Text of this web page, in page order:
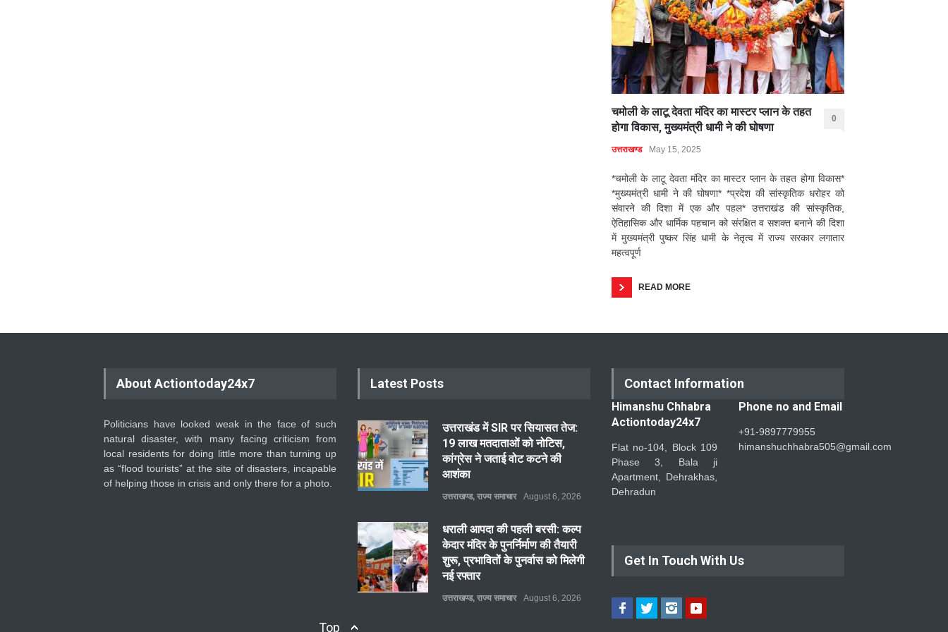
चमोली के लाटू देवता मंदिर का मास्टर प्लान के तहत
होगा विकास, मुख्यमंत्री धामी ने की घोषणा
0
उत्तराखण्ड May 15, 2025
*चमोली के लाटू देवता मंदिर का मास्टर प्लान के तहत होगा विकास*
*मुख्यमंत्री धामी ने की घोषणा* *प्रदेश की सांस्कृतिक धरोहर को
संवारने की दिशा में एक और पहल* उत्तराखंड की सांस्कृतिक,
ऐतिहासिक और धार्मिक पहचान को संरक्षित व सशक्त बनाने की दिशा
में मुख्यमंत्री पुष्कर सिंह धामी के नेतृत्व में राज्य सरकार लगातार
महत्वपूर्ण
READ MORE
About Actiontoday24x7
Politicians have looked weak in the face of such
natural disaster, with many facing criticism from
local residents for doing little more than turning up
as “flood tourists” at the site of disasters, incapable
of helping those in crisis and only there for a photo.
Latest Posts
उत्तराखंड में SIR पर सियासत तेज:
19 लाख मतदाताओं को नोटिस,
कांग्रेस ने जताई वोट कटने की
आशंका
उत्तराखण्ड, राज्य समाचार August 6, 2026
धराली आपदा की पहली बरसी: कल्प
केदार मंदिर के पुनर्निर्माण की तैयारी
शुरू, प्रभावितों के पुनर्वास को मिलेगी
नई रफ्तार
उत्तराखण्ड, राज्य समाचार August 6, 2026
Contact Information
Himanshu Chhabra
Actiontoday24x7
Flat no-104, Block 109
Phase 3, Bala ji
Apartment, Dehrakhas,
Dehradun
Phone no and Email
+91-9897779955
himanshuchhabra505@gmail.com
Get In Touch With Us
Top